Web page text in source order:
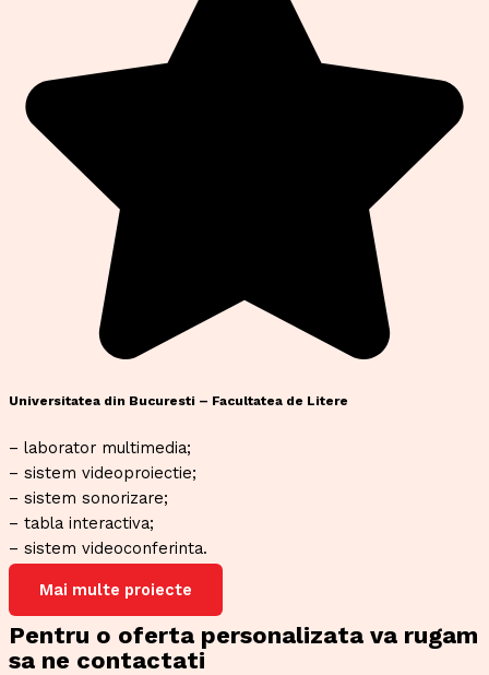
Universitatea din Bucuresti – Facultatea de Litere
– laborator multimedia;
– sistem videoproiectie;
– sistem sonorizare;
– tabla interactiva;
– sistem videoconferinta.
Mai multe proiecte
Pentru o oferta personalizata va rugam
sa ne contactati